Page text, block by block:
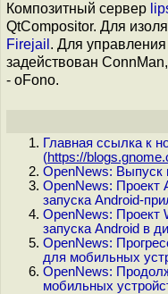
Композитный сервер
QtCompositor. Для
Firejail . Для
задействован
- oFono.
Главная ссылка к
(https://
OpenNews:
OpenNews: Проект
запуска Android-
OpenNews: Проект
запуска Android в
OpenNews:
для мобильных
OpenNews:
мобильных